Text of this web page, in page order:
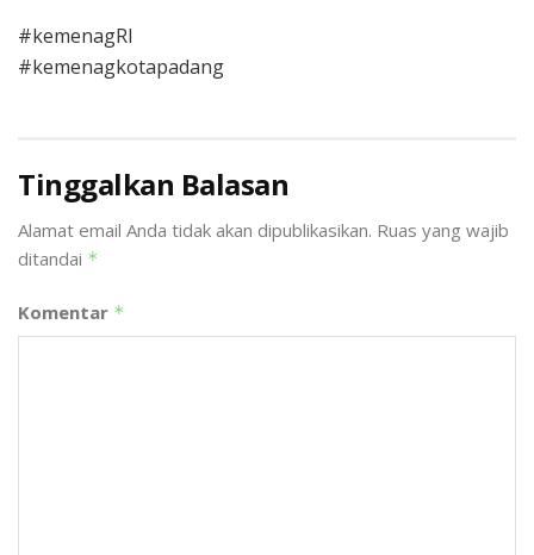
#kemenagRI
#kemenagkotapadang
Tinggalkan Balasan
Alamat email Anda tidak akan dipublikasikan. Ruas yang wajib
ditandai *
Komentar *